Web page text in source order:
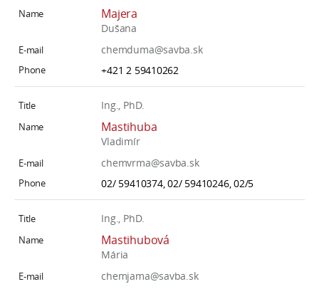
Majera
Dušana
chemduma@savba.sk
+421 2 59410262
Ing., PhD.
Mastihuba
Vladimír
chemvrma@savba.sk
02/ 59410374, 02/ 59410246, 02/5
Ing., PhD.
Mastihubová
Mária
chemjama@savba.sk